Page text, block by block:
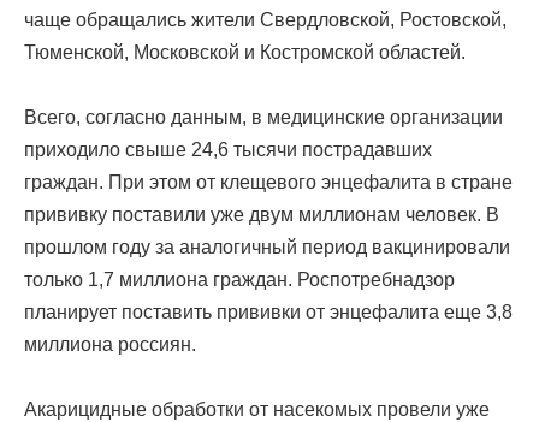
чаще обращались жители Свердловской, Ростовской,
Тюменской, Московской и Костромской областей.
Всего, согласно данным, в медицинские организации
приходило свыше 24,6 тысячи пострадавших
граждан. При этом от клещевого энцефалита в стране
прививку поставили уже двум миллионам человек. В
прошлом году за аналогичный период вакцинировали
только 1,7 миллиона граждан. Роспотребнадзор
планирует поставить прививки от энцефалита еще 3,8
миллиона россиян.
Акарицидные обработки от насекомых провели уже